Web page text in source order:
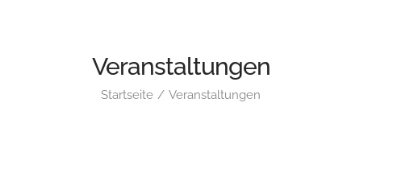
Veranstaltungen
Startseite Veranstaltungen